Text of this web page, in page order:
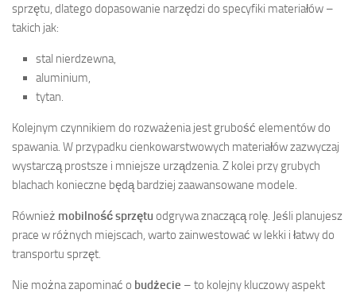
sprzętu, dlatego dopasowanie narzędzi do specyfiki materiałów –
takich jak:
stal nierdzewna,
aluminium,
tytan.
Kolejnym czynnikiem do rozważenia jest grubość elementów do
spawania. W przypadku cienkowarstwowych materiałów zazwyczaj
wystarczą prostsze i mniejsze urządzenia. Z kolei przy grubych
blachach konieczne będą bardziej zaawansowane modele.
Również mobilność sprzętuodgrywa znaczącą rolę. Jeśli planujesz
prace w różnych miejscach, warto zainwestować w lekki i łatwy do
transportu sprzęt.
Nie można zapominać o budżecie – to kolejny kluczowy aspekt